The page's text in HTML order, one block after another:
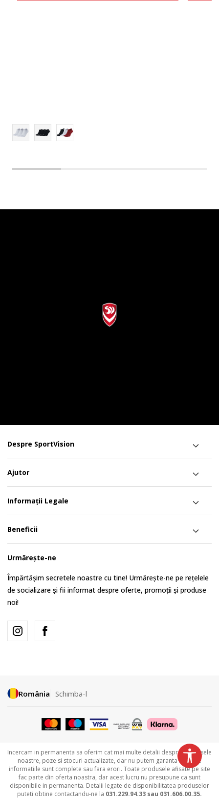
Despre SportVision
Ajutor
Informații Legale
Beneficii
Urmărește-ne
Împărtășim secretele noastre cu tine! Urmărește-ne pe rețelele
de socializare și fii informat despre oferte, promoții și produse
noi!
România Schimba-l
Incercam in permanenta sa oferim cat mai multe detalii despre produsele
noastre, poze si stocuri actualizate, dar nu putem garanta ca toate
informatiile sunt complete sau fara erori. Toate produsele afisate pe site
fac parte din oferta noastra, dar acest lucru nu presupune ca sunt
disponibile in permanenta. Detalii legate de disponibilitatea produselor
puteti obtine contactandu-ne la 031.229.94.33 sau 031.606.00.35.